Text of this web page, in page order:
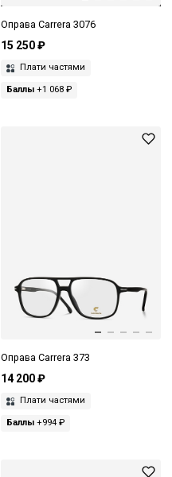
Оправа Carrera 3076
15 250 ₽
Плати частями
Баллы+1 068 ₽
Оправа Carrera 373
14 200 ₽
Плати частями
Баллы+994 ₽